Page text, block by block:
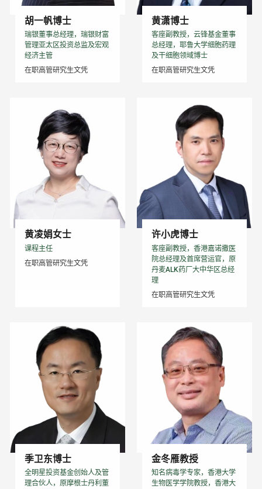
胡一帆博士
瑞银董事总经理，瑞银财富
管理亚太区投资总监及宏观
经济主管
在职高管研究生文凭
黄潇博士
客座副教授，云锋基金董事
总经理，耶鲁大学细胞药理
及干细胞领域博士
在职高管研究生文凭
黄凌娟女士
课程主任
在职高管研究生文凭
许小虎博士
客座副教授，香港嘉诺撒医
院总经理及首席营运官，原
丹麦ALK药厂大中华区总经
理
在职高管研究生文凭
季卫东博士
全明星投资基金创始人及管
理合伙人，原摩根士丹利董
金冬雁教授
知名病毒学专家，香港大学
生物医学学院教授，香港大